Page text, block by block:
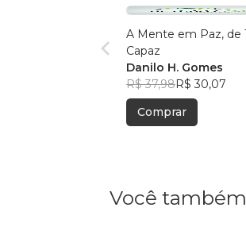
A Mente em Paz, de
Capaz
Danilo H. Gomes
R$ 37,98R$ 30,07
Comprar
Você